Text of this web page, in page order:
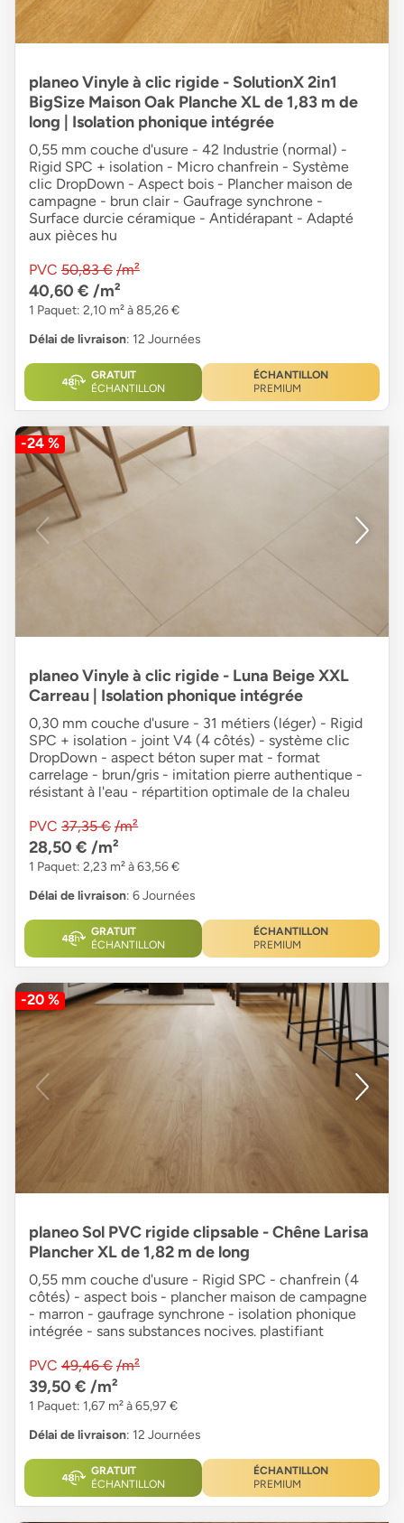
planeo Vinyle à clic rigide - SolutionX 2in1
BigSize Maison Oak Planche XL de 1,83 m de
long | Isolation phonique intégrée
0,55 mm couche d'usure - 42 Industrie (normal) -
Rigid SPC + isolation - Micro chanfrein - Système
clic DropDown - Aspect bois - Plancher maison de
campagne - brun clair - Gaufrage synchrone -
Surface durcie céramique - Antidérapant - Adapté
aux pièces hu
PVC 50,83 € /m²
40,60 € /m²
1 Paquet: 2,10 m² à 85,26 €
Délai de livraison: 12 Journées
GRATUIT
ÉCHANTILLON
ÉCHANTILLON
PREMIUM
-24 %
planeo Vinyle à clic rigide - Luna Beige XXL
Carreau | Isolation phonique intégrée
0,30 mm couche d'usure - 31 métiers (léger) - Rigid
SPC + isolation - joint V4 (4 côtés) - système clic
DropDown - aspect béton super mat - format
carrelage - brun/gris - imitation pierre authentique -
résistant à l'eau - répartition optimale de la chaleu
PVC 37,35 € /m²
28,50 € /m²
1 Paquet: 2,23 m² à 63,56 €
Délai de livraison: 6 Journées
GRATUIT
ÉCHANTILLON
ÉCHANTILLON
PREMIUM
-20 %
planeo Sol PVC rigide clipsable - Chêne Larisa
Plancher XL de 1,82 m de long
0,55 mm couche d'usure - Rigid SPC - chanfrein (4
côtés) - aspect bois - plancher maison de campagne
- marron - gaufrage synchrone - isolation phonique
intégrée - sans substances nocives. plastifiant
PVC 49,46 € /m²
39,50 € /m²
1 Paquet: 1,67 m² à 65,97 €
Délai de livraison: 12 Journées
GRATUIT
ÉCHANTILLON
ÉCHANTILLON
PREMIUM